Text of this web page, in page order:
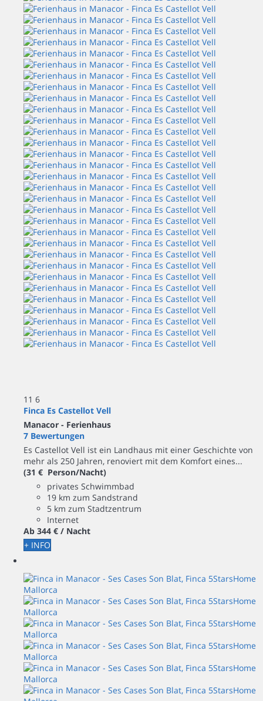
11 6
Finca Es Castellot Vell
Manacor - Ferienhaus
7 Bewertungen
Es Castellot Vell ist ein Landhaus mit einer Geschichte von
mehr als 250 Jahren, renoviert mit dem Komfort eines...
(31 € Person/Nacht)
privates Schwimmbad
19 km zum Sandstrand
5 km zum Stadtzentrum
Internet
Ab 344 € / Nacht
+ INFO